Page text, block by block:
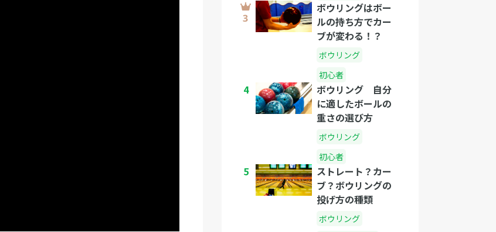
ボウリングはボー
ルの持ち方でカー
ブが変わる！？
ボウリング
初心者
4
ボウリング 自分
に適したボールの
重さの選び方
ボウリング
初心者
5
ストレート？カー
ブ？ボウリングの
投げ方の種類
ボウリング